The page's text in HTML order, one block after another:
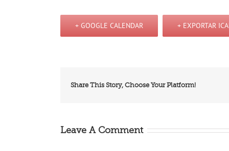
+ GOOGLE CALENDAR + EXPORTAR
Share This Story, Choose Your Platform!
Leave A Comment